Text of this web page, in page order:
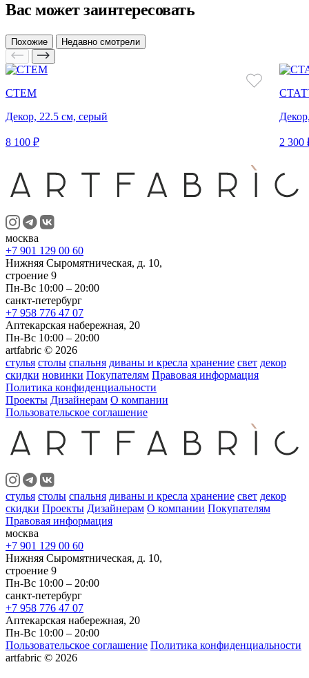
Вас может заинтересовать
Похожие Недавно смотрели
СТЕМ
Декор, 22.5 см, серый
8 100 ₽ 2 300
москва
+7 901 129 00 60
Нижняя Сыромятническая, д. 10,
строение 9
Пн-Вс 10:00 – 20:00
санкт-петербург
+7 958 776 47 07
Аптекарская набережная, 20
Пн-Вс 10:00 – 20:00
artfabric © 2026
стулья столы спальня диваны и кресла хранение свет декор
скидки новинки Покупателям Правовая информация
Политика конфиденциальности
Проекты Дизайнерам О компании
Пользовательское соглашение
стулья столы спальня диваны и кресла хранение свет декор
скидки Проекты Дизайнерам О компании Покупателям
Правовая информация
москва
+7 901 129 00 60
Нижняя Сыромятническая, д. 10,
строение 9
Пн-Вс 10:00 – 20:00
санкт-петербург
+7 958 776 47 07
Аптекарская набережная, 20
Пн-Вс 10:00 – 20:00
Пользовательское соглашение Политика конфиденциальности
artfabric © 2026